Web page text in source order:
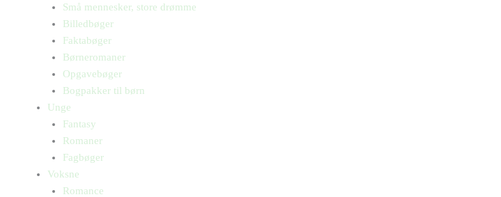
Små mennesker, store drømme
Billedbøger
Faktabøger
Børneromaner
Opgavebøger
Bogpakker til børn
Unge
Fantasy
Romaner
Fagbøger
Voksne
Romance